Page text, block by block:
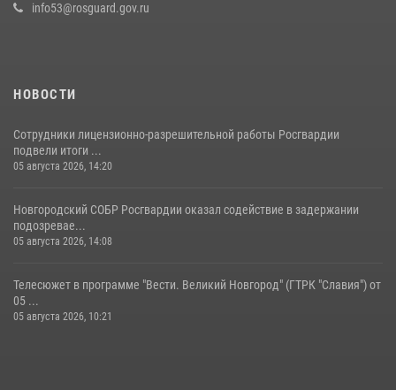
info53@rosguard.gov.ru
НОВОСТИ
Сотрудники лицензионно-разрешительной работы Росгвардии
подвели итоги ...
05 августа 2026, 14:20
Новгородский СОБР Росгвардии оказал содействие в задержании
подозревае...
05 августа 2026, 14:08
Телесюжет в программе "Вести. Великий Новгород" (ГТРК "Славия") от
05 ...
05 августа 2026, 10:21